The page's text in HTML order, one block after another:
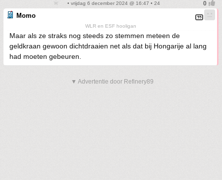
• vrijdag 6 december 2024 @ 16:47 • 24
Momo
WLR en ESF hooligan
Maar als ze straks nog steeds zo stemmen meteen de
geldkraan gewoon dichtdraaien net als dat bij Hongarije al lang
had moeten gebeuren.
▼ Advertentie door Refinery89